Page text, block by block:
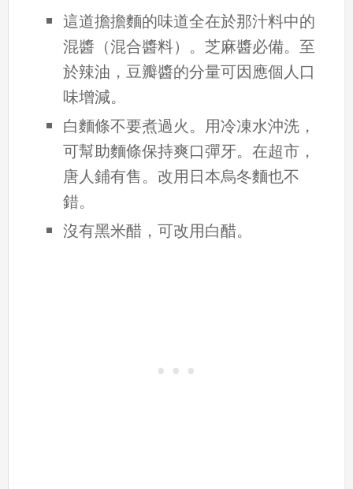
這道擔擔麵的味道全在於那汁料中的
混醬（混合醬料）。芝麻醬必備。至
於辣油，豆瓣醬的分量可因應個人口
味增減。
白麵條不要煮過火。用冷凍水沖洗，
可幫助麵條保持爽口彈牙。在超市，
唐人鋪有售。改用日本烏冬麵也不
錯。
沒有黑米醋，可改用白醋。